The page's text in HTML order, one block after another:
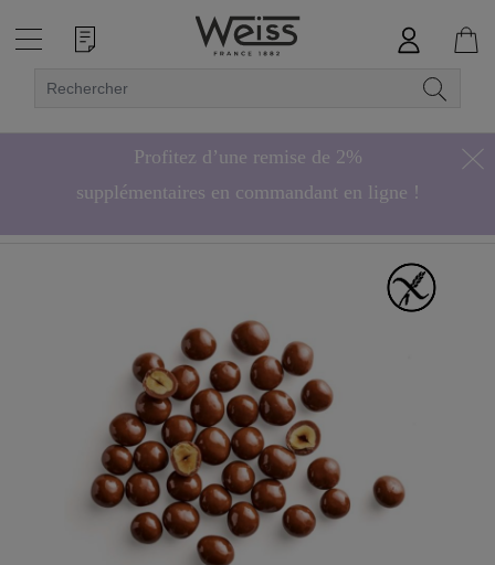
Profitez d’une remise de 2%
supplémentaires en commandant en ligne !